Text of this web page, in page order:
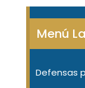
Menú
Defensas